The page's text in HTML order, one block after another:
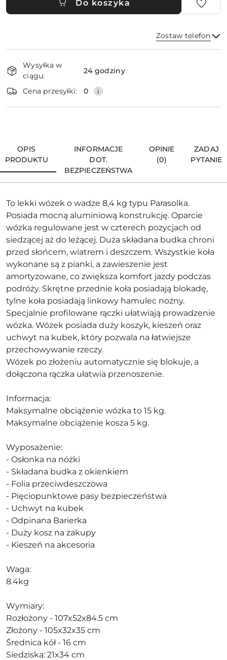
Do koszyka
Zostaw telefon
i
dostawa
Wysyłka w
ciągu:
24 godziny
Cena przesyłki: 0
OPIS
PRODUKTU
INFORMACJE
DOT.
BEZPIECZEŃSTWA
OPINIE
(0)
ZADAJ
PYTANIE
To lekki wózek o wadze 8,4 kg typu Parasolka.
Posiada mocną aluminiową konstrukcję. Oparcie
wózka regulowane jest w czterech pozycjach od
siedzącej aż do leżącej. Duża składana budka chroni
przed słońcem, wiatrem i deszczem. Wszystkie koła
wykonane są z pianki, a zawieszenie jest
amortyzowane, co zwiększa komfort jazdy podczas
podróży. Skrętne przednie koła posiadają blokadę,
tylne koła posiadają linkowy hamulec nożny.
Specjalnie profilowane rączki ułatwiają prowadzenie
wózka. Wózek posiada duży koszyk, kieszeń oraz
uchwyt na kubek, który pozwala na łatwiejsze
przechowywanie rzeczy.
Wózek po złożeniu automatycznie się blokuje, a
dołączona rączka ułatwia przenoszenie.
Informacja:
Maksymalne obciążenie wózka to 15 kg.
Maksymalne obciążenie kosza 5 kg.
Wyposażenie:
- Osłonka na nóżki
- Składana budka z okienkiem
- Folia przeciwdeszczowa
- Pięciopunktowe pasy bezpieczeństwa
- Uchwyt na kubek
- Odpinana Barierka
- Duży kosz na zakupy
- Kieszeń na akcesoria
Waga:
8.4kg
Wymiary:
Rozłożony - 107x52x84.5 cm
Złożony - 105x32x35 cm
Średnica kół - 16 cm
Siedziska: 21x34 cm